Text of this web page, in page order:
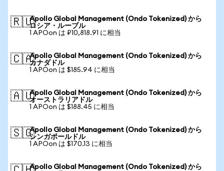
🇷🇺Apollo Global Management (Ondo Tokenized) から
ロシア・ルーブル
1 APOon は ₽10,818.91 に相当
🇨🇦Apollo Global Management (Ondo Tokenized) から
カナダドル
1 APOon は $185.94 に相当
🇦🇺Apollo Global Management (Ondo Tokenized) から
オーストラリアドル
1 APOon は $188.45 に相当
🇸🇬Apollo Global Management (Ondo Tokenized) から
シンガポールドル
1 APOon は $170.13 に相当
Apollo Global Management (Ondo Tokenized) から